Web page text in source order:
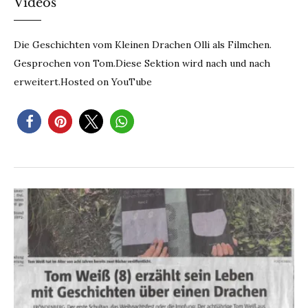
Die Geschichten vom Kleinen Drachen Olli als Filmchen.
Gesprochen von Tom.Diese Sektion wird nach und nach
erweitert.Hosted on YouTube